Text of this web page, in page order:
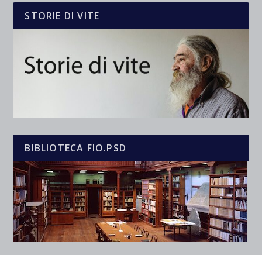
STORIE DI VITE
BIBLIOTECA FIO.PSD